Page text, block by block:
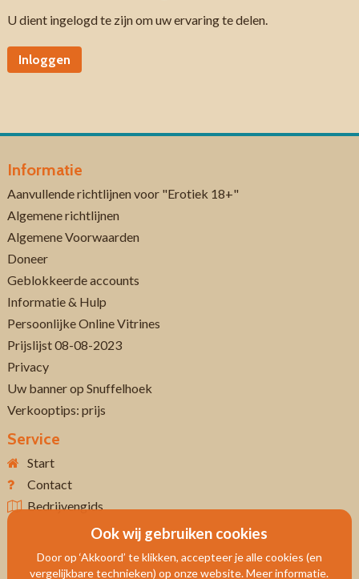
U dient ingelogd te zijn om uw ervaring te delen.
Inloggen
Informatie
Aanvullende richtlijnen voor "Erotiek 18+"
Algemene richtlijnen
Algemene Voorwaarden
Doneer
Geblokkeerde accounts
Informatie & Hulp
Persoonlijke Online Vitrines
Prijslijst 08-08-2023
Privacy
Uw banner op Snuffelhoek
Verkooptips: prijs
Service
Start
Contact
Bedrijvengids
Ook wij gebruiken cookies
Door op ‘Akkoord’ te klikken, accepteer je alle cookies (en
vergelijkbare technieken) op onze website. Meer informatie.